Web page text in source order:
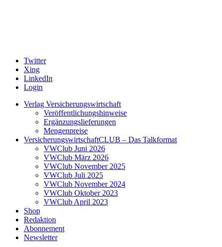
Twitter
Xing
LinkedIn
Login
Verlag Versicherungswirtschaft
Veröffentlichungshinweise
Ergänzungslieferungen
Mengenpreise
VersicherungswirtschaftCLUB – Das Talkformat
VWClub Juni 2026
VWClub März 2026
VWClub November 2025
VWClub Juli 2025
VWClub November 2024
VWClub Oktober 2023
VWClub April 2023
Shop
Redaktion
Abonnement
Newsletter